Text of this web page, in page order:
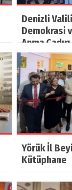
Denizli
Demokrasi
Anma
Yörük İl
Kütüphane